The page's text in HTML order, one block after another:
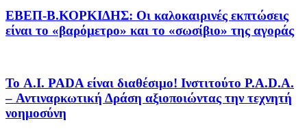
EΒΕΠ-Β.ΚΟΡΚΙΔΗΣ: Οι καλοκαιρινές εκπτώσεις
είναι το «βαρόμετρο» και το «σωσίβιο» της αγοράς
Το A.I. PADA είναι διαθέσιμο! Ινστιτούτο P.A.D.A.
– Αντιναρκωτική Δράση αξιοποιώντας την τεχνητή
νοημοσύνη